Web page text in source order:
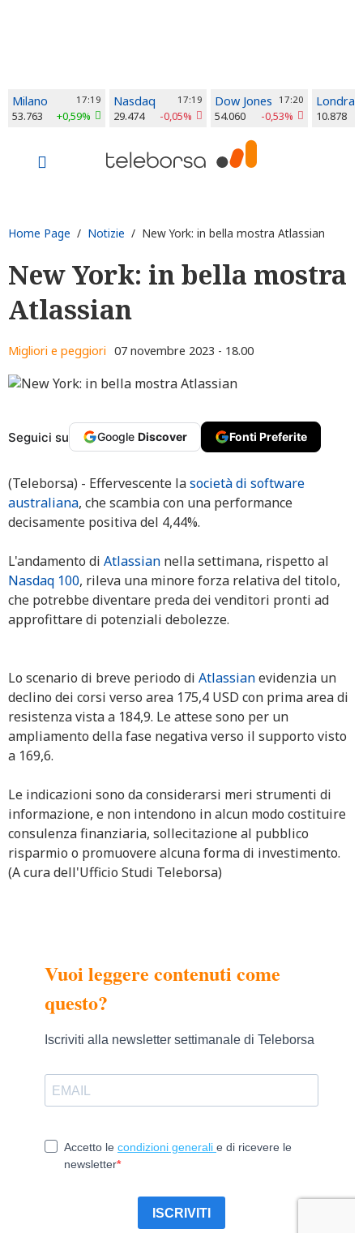
Milano 17:19
53.763 +0,59%
Nasdaq 17:19
29.474 -0,05%
Dow Jones 17:20
54.060 -0,53%
Londra
10.878
Home Page / Notizie / New York: in bella mostra Atlassian
New York: in bella mostra
Atlassian
Migliori e peggiori 07 novembre 2023 - 18.00
Seguici su Google Discover Fonti Preferite
(Teleborsa) - Effervescente lasocietà di software
australiana, che scambia con una performance
decisamente positiva del 4,44%.
L'andamento di Atlassian nella settimana, rispetto al
Nasdaq 100, rileva una minore forza relativa del titolo,
che potrebbe diventare preda dei venditori pronti ad
approfittare di potenziali debolezze.
Lo scenario di breve periodo di Atlassianevidenzia un
declino dei corsi verso area 175,4 USD con prima area di
resistenza vista a 184,9. Le attese sono per un
ampliamento della fase negativa verso il supporto visto
a 169,6.
Le indicazioni sono da considerarsi meri strumenti di
informazione, e non intendono in alcun modo costituire
consulenza finanziaria, sollecitazione al pubblico
risparmio o promuovere alcuna forma di investimento.
(A cura dell'Ufficio Studi Teleborsa)